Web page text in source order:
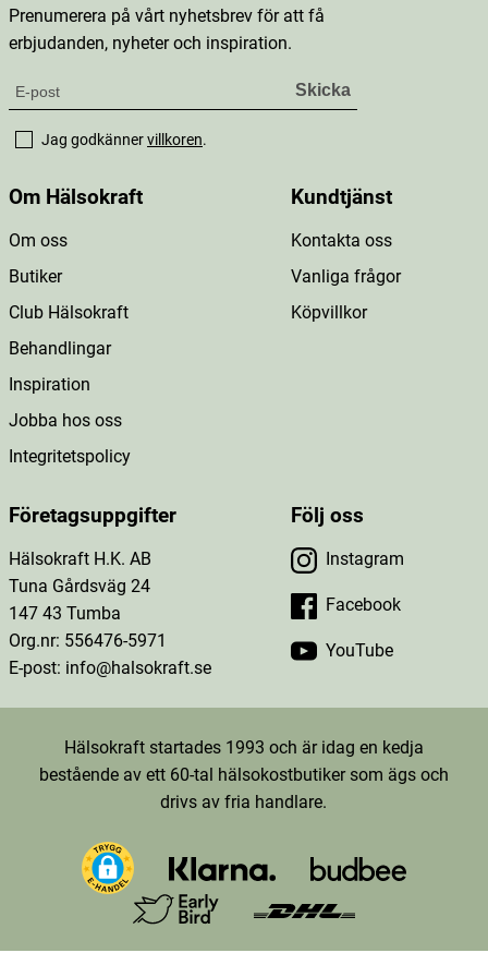
Prenumerera på vårt nyhetsbrev för att få
erbjudanden, nyheter och inspiration.
Jag godkännervillkoren.
Om Hälsokraft
Om oss
Butiker
Club Hälsokraft
Behandlingar
Inspiration
Jobba hos oss
Integritetspolicy
Kundtjänst
Kontakta oss
Vanliga frågor
Köpvillkor
Företagsuppgifter
Hälsokraft H.K. AB
Tuna Gårdsväg 24
147 43 Tumba
Org.nr: 556476-5971
E-post: info@halsokraft.se
Följ oss
Instagram
Facebook
YouTube
Hälsokraft startades 1993 och är idag en kedja
bestående av ett 60-tal hälsokostbutiker som ägs och
drivs av fria handlare.